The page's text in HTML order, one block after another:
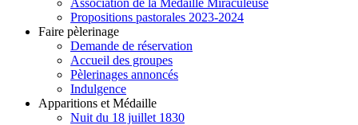
Propositions pastorales 2023-2024
Faire pèlerinage
Demande de réservation
Accueil des groupes
Pèlerinages annoncés
Indulgence
Apparitions et Médaille
Nuit du 18 juillet 1830